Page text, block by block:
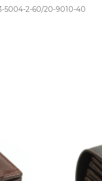
5004­-2­-60/20­-9010­-40